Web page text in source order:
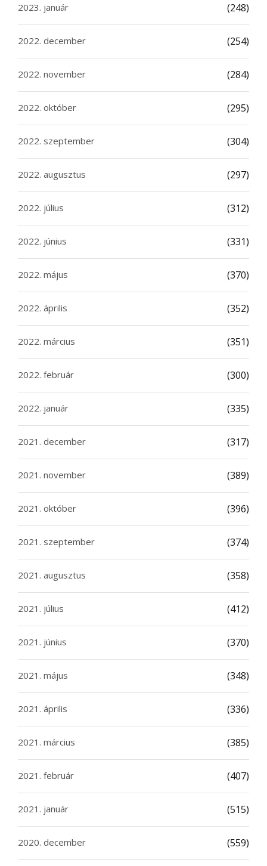
2023. január (248)
2022. december (254)
2022. november (284)
2022. október (295)
2022. szeptember (304)
2022. augusztus (297)
2022. július (312)
2022. június (331)
2022. május (370)
2022. április (352)
2022. március (351)
2022. február (300)
2022. január (335)
2021. december (317)
2021. november (389)
2021. október (396)
2021. szeptember (374)
2021. augusztus (358)
2021. július (412)
2021. június (370)
2021. május (348)
2021. április (336)
2021. március (385)
2021. február (407)
2021. január (515)
2020. december (559)